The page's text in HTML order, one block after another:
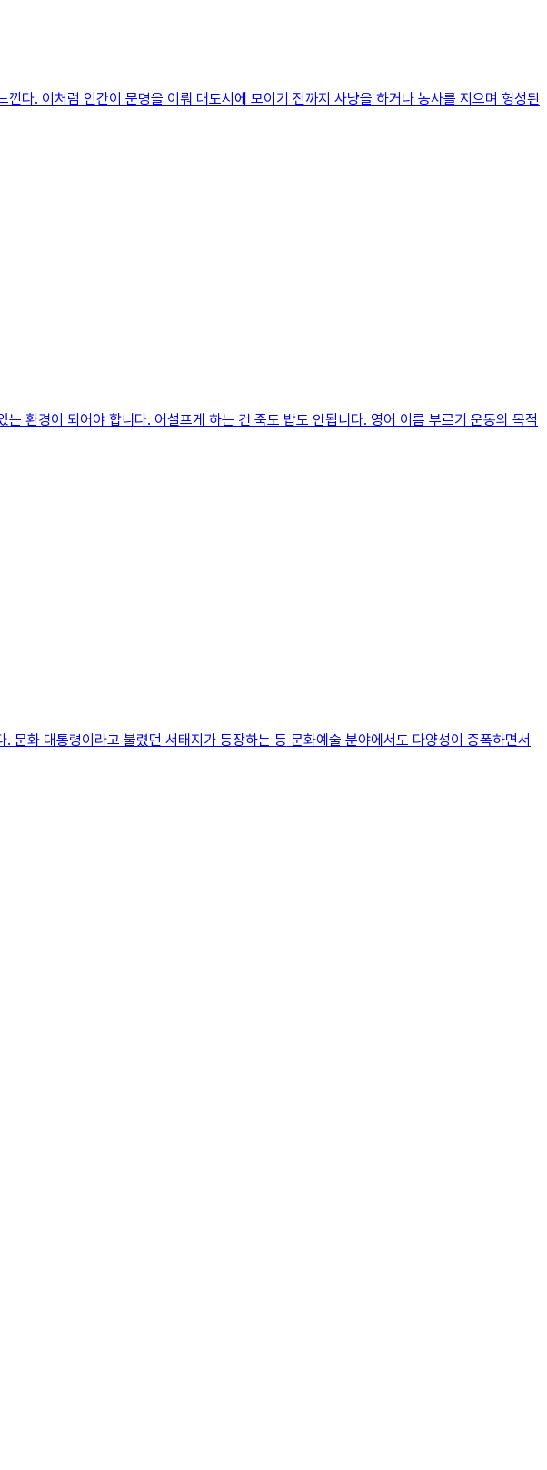
다. 이처럼 인간이 문명을 이뤄 대도시에 모이기 전까지 사냥을 하거나 농사를 지으며 형성된
환경이 되어야 합니다. 어설프게 하는 건 죽도 밥도 안됩니다. 영어 이름 부르기 운동의 목적
화 대통령이라고 불렸던 서태지가 등장하는 등 문화예술 분야에서도 다양성이 증폭하면서